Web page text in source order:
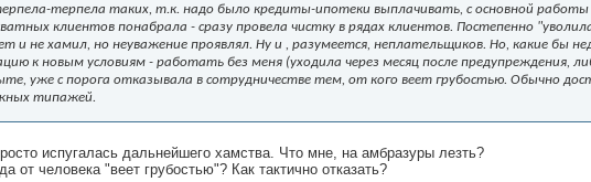
терпела таких, т.к. надо было кредиты-ипотеки выплачивать, с основной
клиентов понабрала - сразу провела чистку в рядах клиентов. Постепенно
не хамил, но неуважение проявлял. Ну и , разумеется, неплательщиков. Но, какие бы
к новым условиям - работать без меня (уходила через месяц после предупреждения,
уже с порога отказывала в сотрудничестве тем, от кого веет грубостью. Обычно
типажей.
испугалась дальнейшего хамства. Что мне, на амбразуры лезть?
от человека "веет грубостью"? Как тактично отказать?